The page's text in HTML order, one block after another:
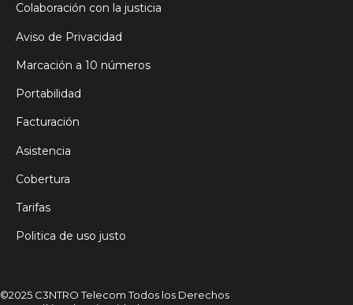
Colaboración con la justicia
Aviso de Privacidad
Marcación a 10 números
Portabilidad
Facturación
Asistencia
Cobertura
Tarifas
Politica de uso justo
©2025 C3NTRO Telecom Todos los Derechos